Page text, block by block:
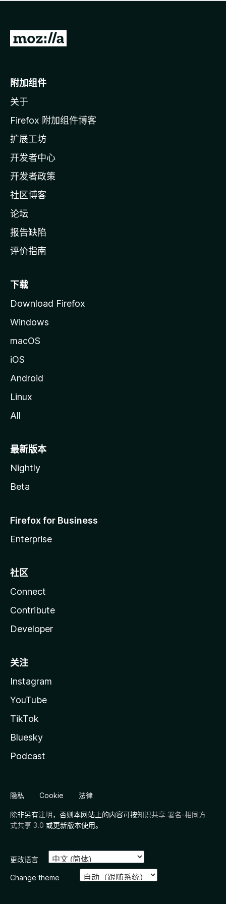
无
转
o
i
l
a
主
页
附加组件
关于
Firefox 附加组件博客
扩展工坊
开发者中心
开发者政策
社区博客
论坛
报告缺陷
评价指南
下载
Download Firefox
Windows
macOS
iOS
Android
Linux
All
最新版本
Nightly
Beta
Firefox for Business
Enterprise
社区
Connect
Contribute
Developer
关注
Instagram
YouTube
TikTok
Bluesky
Podcast
隐私 Cookie 法律
除非另有注明，否则本网站上的内容可按知识共享 署名-相同方
式共享 3.0 或更新版本使用。
更改语言
Change theme